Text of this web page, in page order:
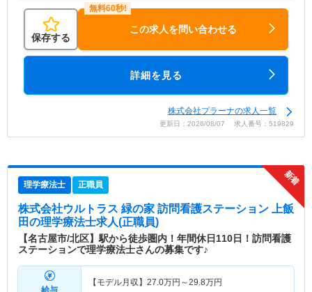
保存する
この求人を問い合わせる
詳細を見る
株式会社プラーナの求人一覧
更新日：2026/08/07 求人番号：519829
理学療法士 正職員
株式会社ウルトラス 緑の家 訪問看護ステーション 上飯
田の理学療法士求人(正職員)
【名古屋市/北区】駅から徒歩圏内！年間休日110日！訪問看護
ステーションで理学療法士さんの募集です♪
給与
【モデル月収】 27.0万円～29.8万円